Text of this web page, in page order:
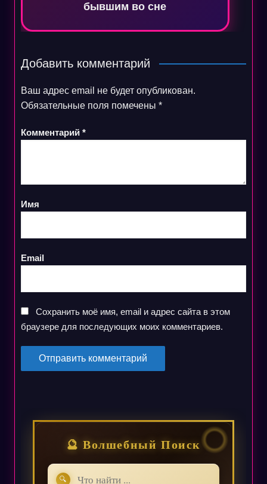
бывшим во сне
Добавить комментарий
Ваш адрес email не будет опубликован.
Обязательные поля помечены *
Комментарий *
Имя
Email
Сохранить моё имя, email и адрес сайта в этом
браузере для последующих моих комментариев.
🔮 Волшебный Поиск
🔍